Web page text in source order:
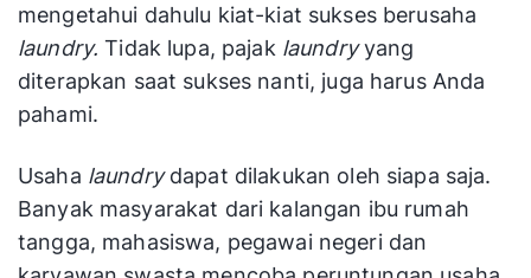
mengetahui dahulu kiat-kiat sukses berusaha
laundry. Tidak lupa, pajak laundryyang
diterapkan saat sukses nanti, juga harus Anda
pahami.
Usaha laundrydapat dilakukan oleh siapa saja.
Banyak masyarakat dari kalangan ibu rumah
tangga, mahasiswa, pegawai negeri dan